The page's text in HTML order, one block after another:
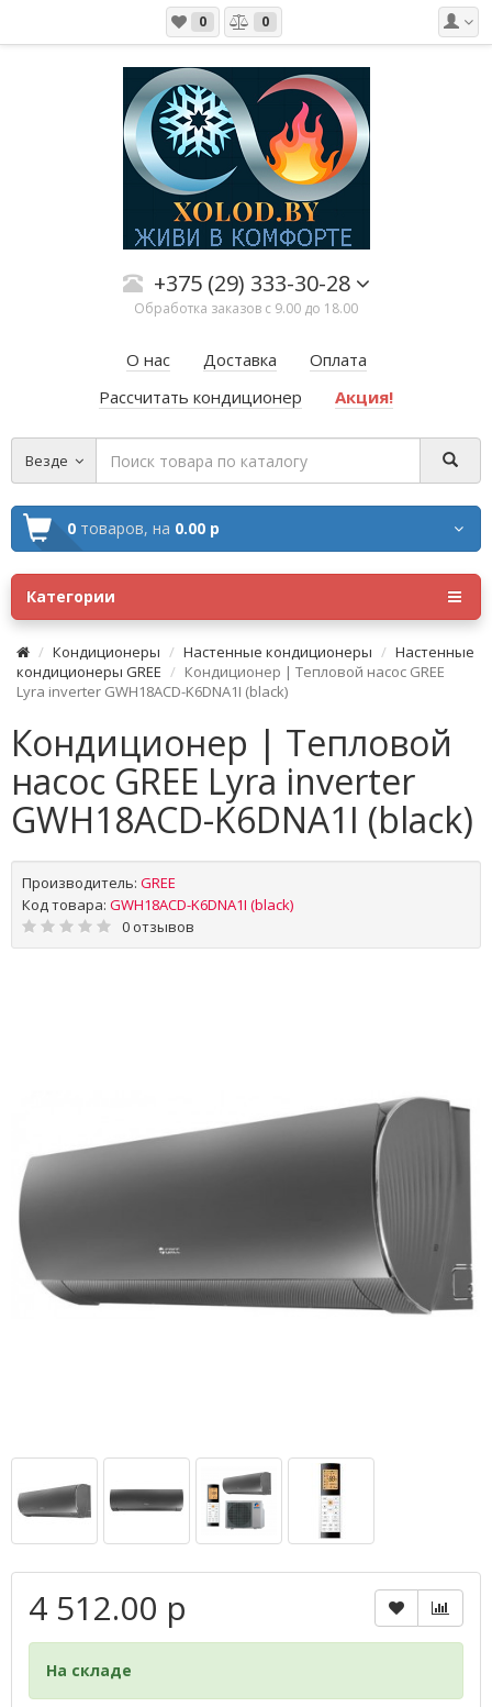
0 0
+375 (29) 333-30-28
Обработка заказов с 9.00 до 18.00
О нас Доставка
Оплата
Рассчитать кондиционер
Акция!
Везде
0 товаров, на 0.00 р
Категории
Кондиционеры Настенные кондиционеры
Настенные
кондиционеры GREE
Кондиционер | Тепловой насос GREE
Lyra inverter GWH18ACD-K6DNA1I (black)
Кондиционер | Тепловой
насос GREE Lyra inverter
GWH18ACD-K6DNA1I (black)
Производитель: GREE
Код товара: GWH18ACD-K6DNA1I (black)
0 отзывов
4 512.00 р
На складе